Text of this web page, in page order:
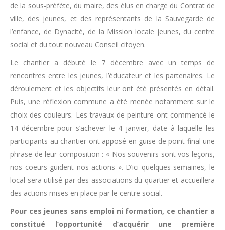
de la sous-préfète, du maire, des élus en charge du Contrat de
ville, des jeunes, et des représentants de la Sauvegarde de
l’enfance, de Dynacité, de la Mission locale jeunes, du centre
social et du tout nouveau Conseil citoyen.
Le chantier a débuté le 7 décembre avec un temps de
rencontres entre les jeunes, l’éducateur et les partenaires. Le
déroulement et les objectifs leur ont été présentés en détail.
Puis, une réflexion commune a été menée notamment sur le
choix des couleurs. Les travaux de peinture ont commencé le
14 décembre pour s’achever le 4 janvier, date à laquelle les
participants au chantier ont apposé en guise de point final une
phrase de leur composition : « Nos souvenirs sont vos leçons,
nos coeurs guident nos actions ». D’ici quelques semaines, le
local sera utilisé par des associations du quartier et accueillera
des actions mises en place par le centre social.
Pour ces jeunes sans emploi ni formation, ce chantier a
constitué l’opportunité d’acquérir une première